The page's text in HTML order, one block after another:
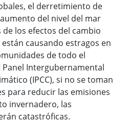
el derretimiento de
del nivel del mar
los efectos del cambio
causando estragos en
de todo el
Panel Intergubernamental
(IPCC), si no se toman
para reducir las emisiones
invernadero, las
catastróficas.